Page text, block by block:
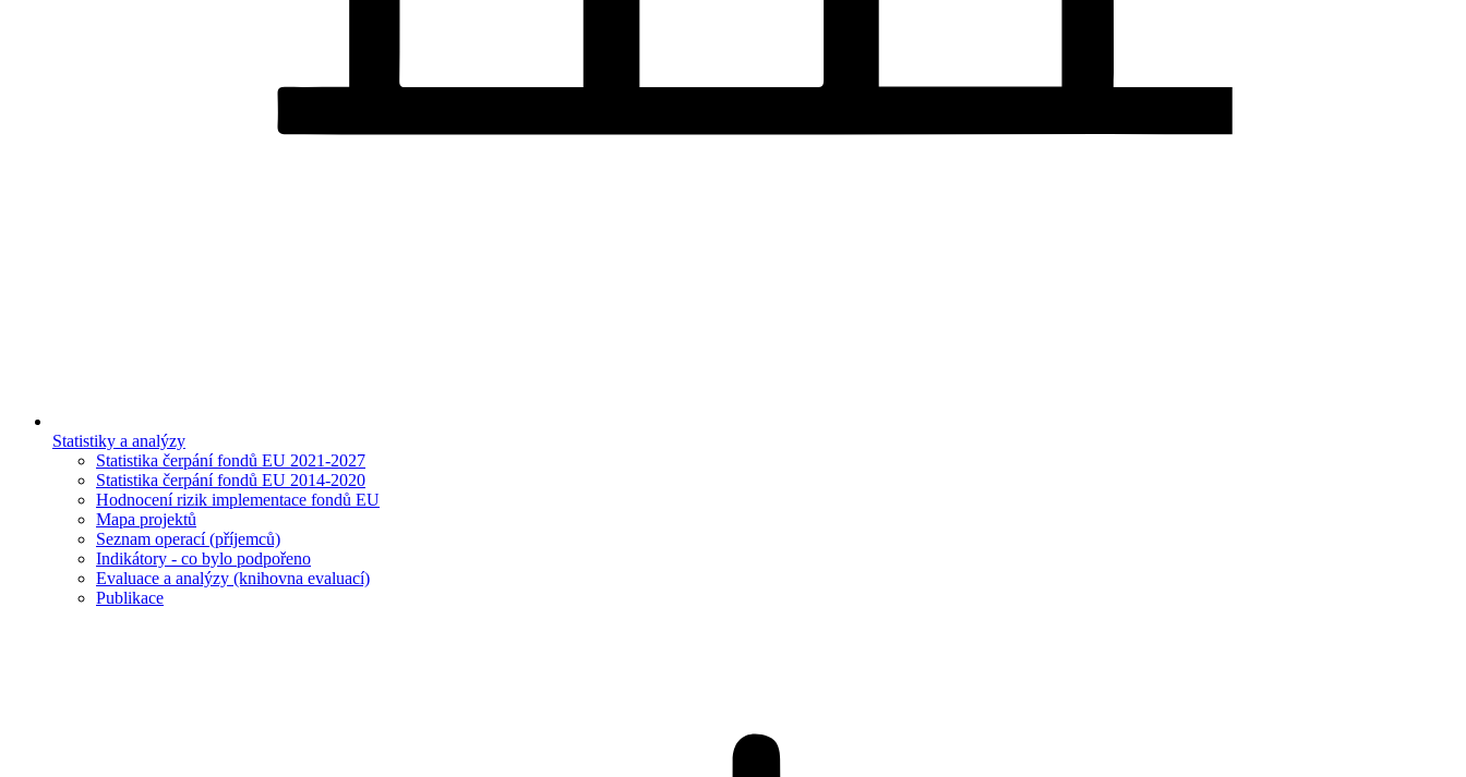
Statistiky a analýzy
Statistika čerpání fondů EU 2021-2027
Statistika čerpání fondů EU 2014-2020
Hodnocení rizik implementace fondů EU
Mapa projektů
Seznam operací (příjemců)
Indikátory - co bylo podpořeno
Evaluace a analýzy (knihovna evaluací)
Publikace